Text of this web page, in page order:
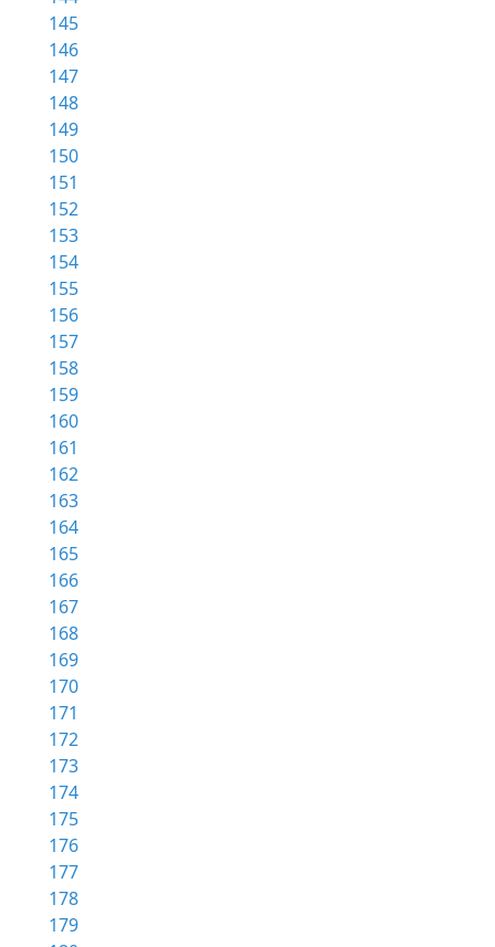
145
146
147
148
149
150
151
152
153
154
155
156
157
158
159
160
161
162
163
164
165
166
167
168
169
170
171
172
173
174
175
176
177
178
179